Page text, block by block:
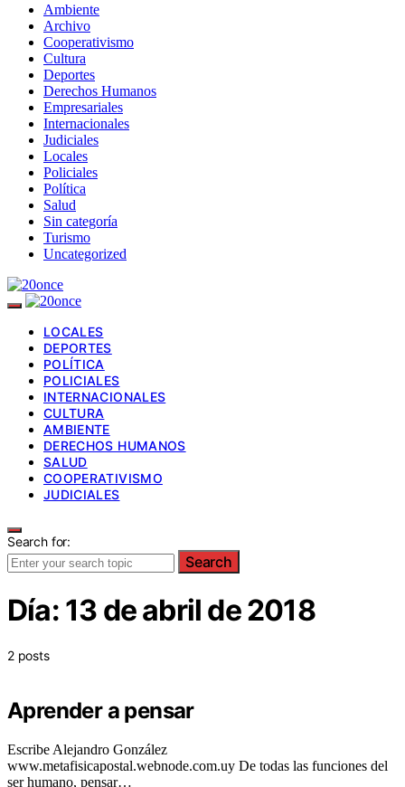
Ambiente
Archivo
Cooperativismo
Cultura
Deportes
Derechos Humanos
Empresariales
Internacionales
Judiciales
Locales
Policiales
Política
Salud
Sin categoría
Turismo
Uncategorized
LOCALES
DEPORTES
POLÍTICA
POLICIALES
INTERNACIONALES
CULTURA
AMBIENTE
DERECHOS HUMANOS
SALUD
COOPERATIVISMO
JUDICIALES
Search for:
Search
Día: 13 de abril de 2018
2 posts
Aprender a pensar
Escribe Alejandro González
www.metafisicapostal.webnode.com.uy De todas las funciones del
ser humano, pensar…